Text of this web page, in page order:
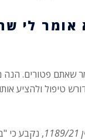
שאתם פטורים. הנה
טיפול ולהציע
, נקבע כי